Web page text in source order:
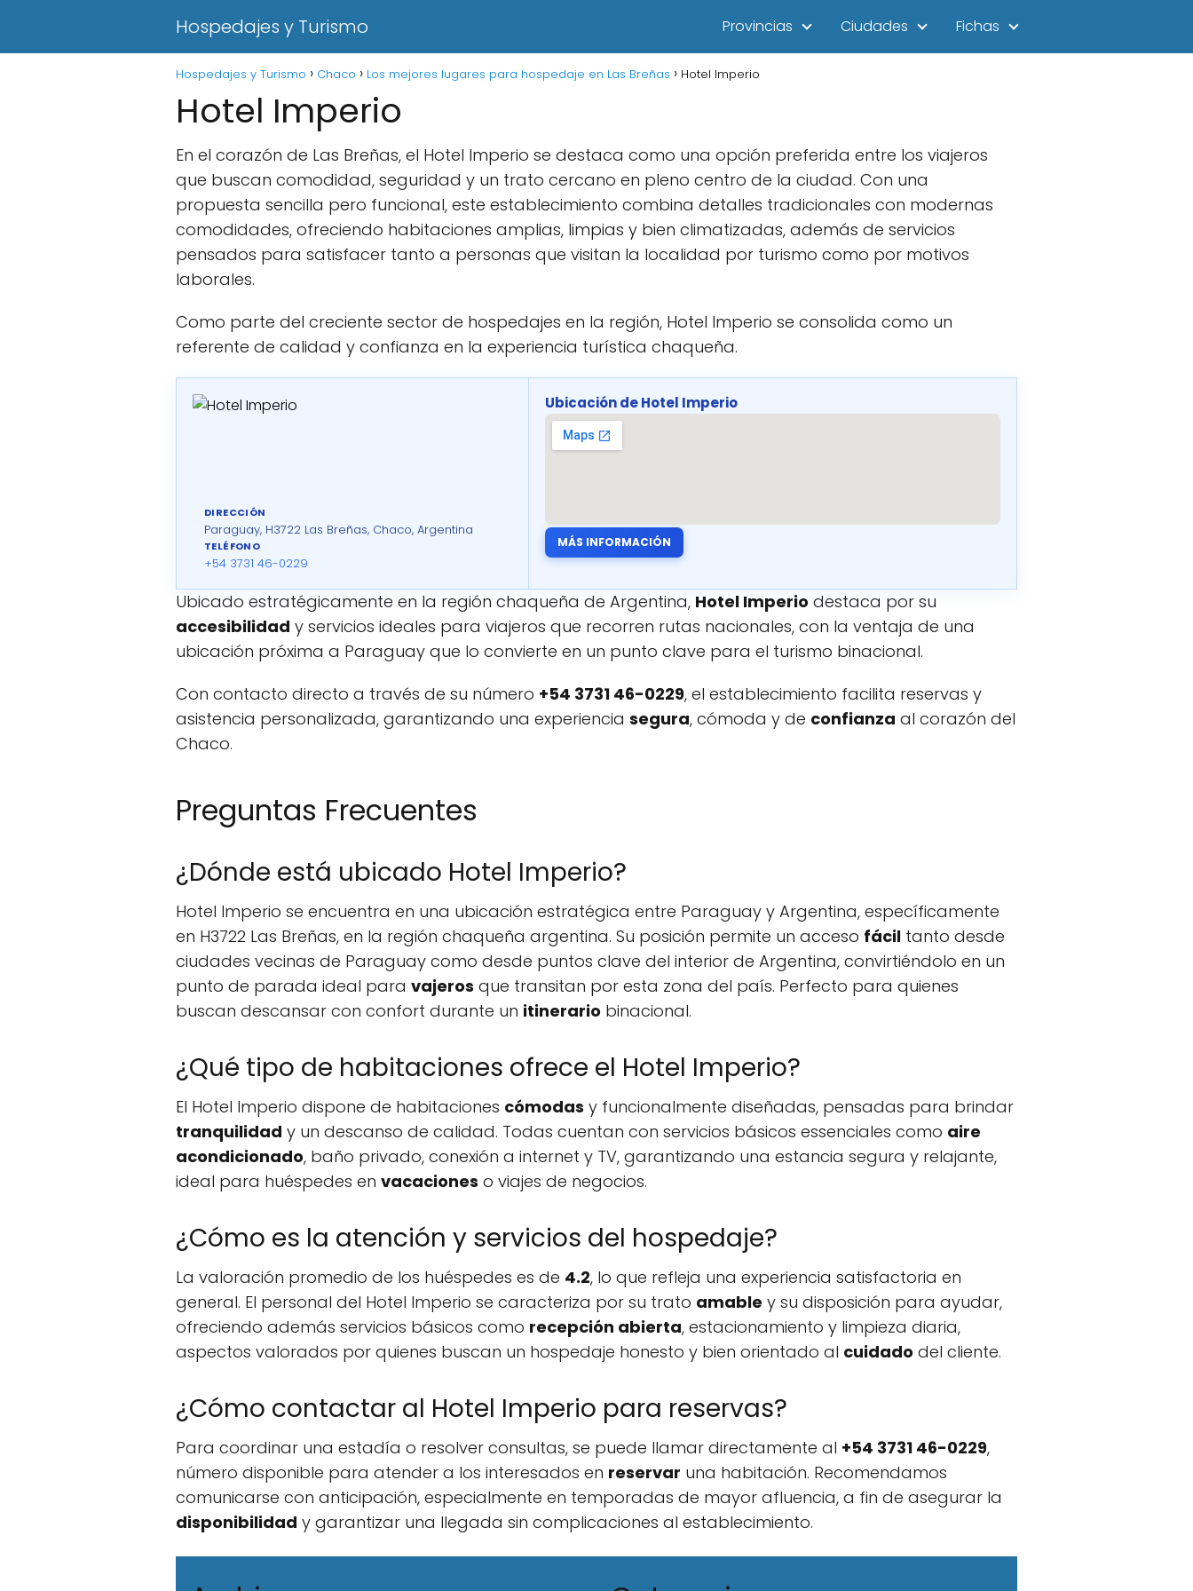
Hospedajes y Turismo Provincias Ciudades Fichas
Hospedajes y Turismo Chaco Los mejores lugares para hospedaje en Las Breñas Hotel Imperio
Hotel Imperio
En el corazón de Las Breñas, el Hotel Imperio se destaca como una opción preferida entre los viajeros
que buscan comodidad, seguridad y un trato cercano en pleno centro de la ciudad. Con una
propuesta sencilla pero funcional, este establecimiento combina detalles tradicionales con modernas
comodidades, ofreciendo habitaciones amplias, limpias y bien climatizadas, además de servicios
pensados para satisfacer tanto a personas que visitan la localidad por turismo como por motivos
laborales.
Como parte del creciente sector de hospedajes en la región, Hotel Imperio se consolida como un
referente de calidad y confianza en la experiencia turística chaqueña.
DIRECCIÓN
Paraguay, H3722 Las Breñas, Chaco, Argentina
TELÉFONO
+54 3731 46-0229
Ubicación de Hotel Imperio
MÁS INFORMACIÓN
Ubicado estratégicamente en la región chaqueña de Argentina, Hotel Imperio destaca por su
accesibilidad y servicios ideales para viajeros que recorren rutas nacionales, con la ventaja de una
ubicación próxima a Paraguay que lo convierte en un punto clave para el turismo binacional.
Con contacto directo a través de su número +54 3731 46-0229, el establecimiento facilita reservas y
asistencia personalizada, garantizando una experiencia segura, cómoda y de confianza al corazón del
Chaco.
Preguntas Frecuentes
¿Dónde está ubicado Hotel Imperio?
Hotel Imperio se encuentra en una ubicación estratégica entre Paraguay y Argentina, específicamente
en H3722 Las Breñas, en la región chaqueña argentina. Su posición permite un acceso fácil tanto desde
ciudades vecinas de Paraguay como desde puntos clave del interior de Argentina, convirtiéndolo en un
punto de parada ideal para vajeros que transitan por esta zona del país. Perfecto para quienes
buscan descansar con confort durante un itinerario binacional.
¿Qué tipo de habitaciones ofrece el Hotel Imperio?
El Hotel Imperio dispone de habitaciones cómodas y funcionalmente diseñadas, pensadas para brindar
tranquilidad y un descanso de calidad. Todas cuentan con servicios básicos essenciales como aire
acondicionado, baño privado, conexión a internet y TV, garantizando una estancia segura y relajante,
ideal para huéspedes en vacaciones o viajes de negocios.
¿Cómo es la atención y servicios del hospedaje?
La valoración promedio de los huéspedes es de 4.2, lo que refleja una experiencia satisfactoria en
general. El personal del Hotel Imperio se caracteriza por su trato amable y su disposición para ayudar,
ofreciendo además servicios básicos como recepción abierta, estacionamiento y limpieza diaria,
aspectos valorados por quienes buscan un hospedaje honesto y bien orientado al cuidado del cliente.
¿Cómo contactar al Hotel Imperio para reservas?
Para coordinar una estadía o resolver consultas, se puede llamar directamente al +54 3731 46-0229,
número disponible para atender a los interesados en reservar una habitación. Recomendamos
comunicarse con anticipación, especialmente en temporadas de mayor afluencia, a fin de asegurar la
disponibilidad y garantizar una llegada sin complicaciones al establecimiento.